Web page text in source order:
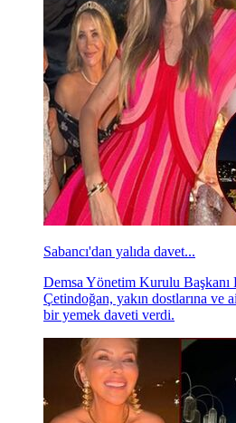
Sabancı'dan yalıda davet...
Demsa Yönetim Kurulu Başkanı
Çetindoğan, yakın dostlarına ve
bir yemek daveti verdi.